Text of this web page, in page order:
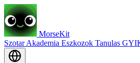
MorseKit
SzotarAkademia Eszkozok Tanulas